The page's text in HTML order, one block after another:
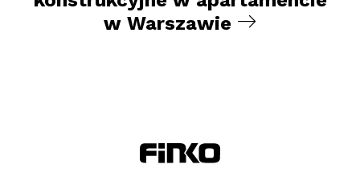
w Warszawie